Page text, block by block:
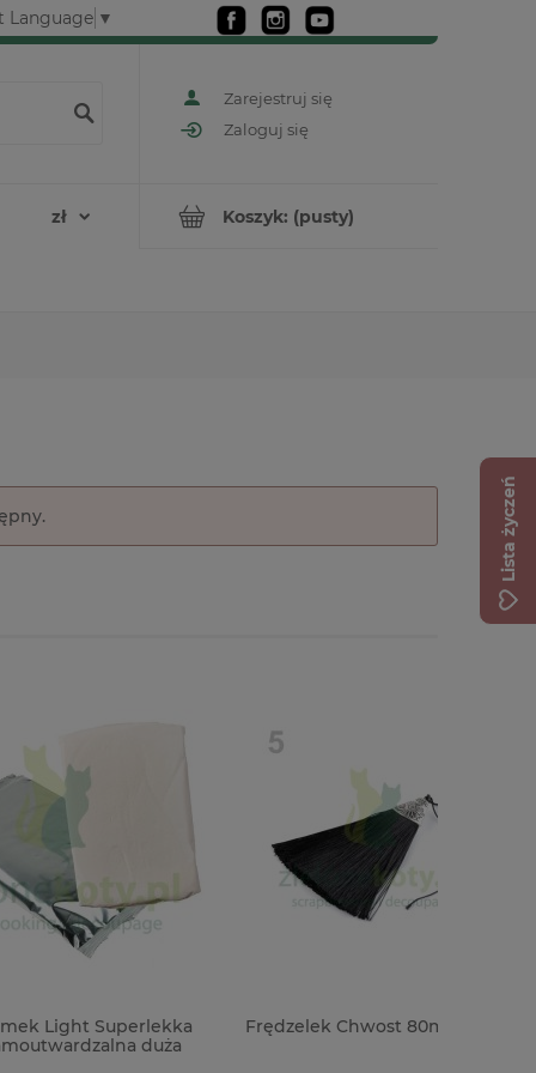
Language ▼
Zarejestruj się
Zaloguj się
Koszyk: (pusty)
Frędzelek Chwost 80mm czarny
Lista życzeń